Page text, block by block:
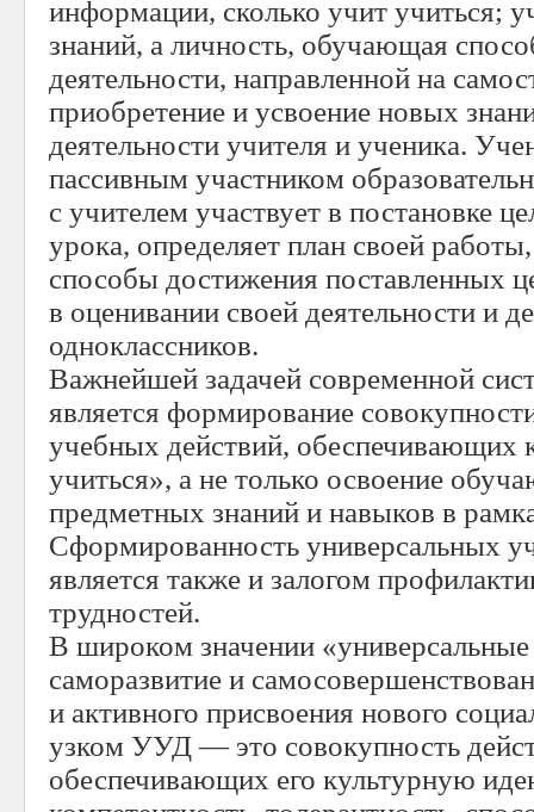
информации, сколько учит учиться;
знаний, а личность, обучающая
деятельности, направленной на
приобретение и усвоение новых
деятельности учителя и ученика.
пассивным участником
с учителем участвует в постановке
урока, определяет план своей
способы достижения поставленных
в оценивании своей деятельности и
одноклассников.
Важнейшей задачей современной
является формирование
учебных действий, обеспечивающих
учиться», а не только освоение
предметных знаний и навыков в
Сформированность универсальных
является также и залогом
трудностей.
В широком значении
саморазвитие и
и активного присвоения нового
узком УУД — это совокупность
обеспечивающих его культурную